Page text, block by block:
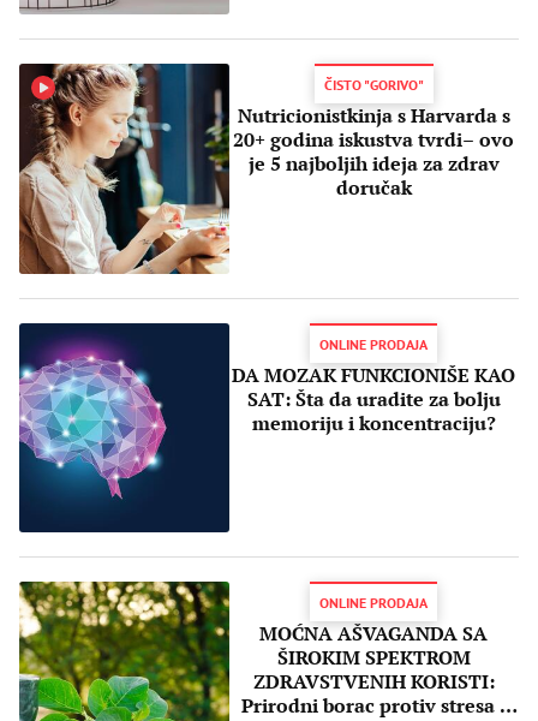
ČISTO "GORIVO"
Nutricionistkinja s Harvarda s
20+ godina iskustva tvrdi– ovo
je 5 najboljih ideja za zdrav
doručak
ONLINE PRODAJA
DA MOZAK FUNKCIONIŠE KAO
SAT: Šta da uradite za bolju
memoriju i koncentraciju?
ONLINE PRODAJA
MOĆNA AŠVAGANDA SA
ŠIROKIM SPEKTROM
ZDRAVSTVENIH KORISTI:
Prirodni borac protiv stresa i